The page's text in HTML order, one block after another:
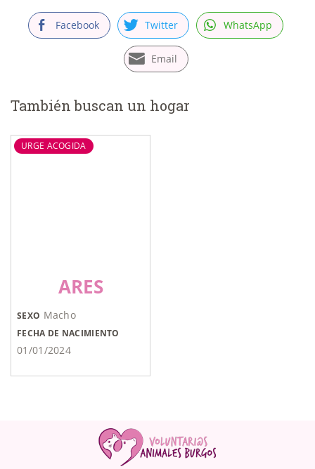
Facebook Twitter WhatsApp
Email
También buscan un hogar
URGE ACOGIDA
ARES
SEXO Macho
FECHA DE NACIMIENTO
01/01/2024